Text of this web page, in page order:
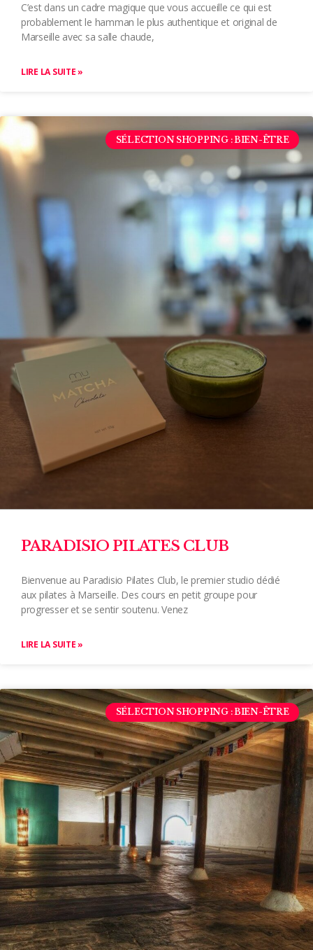
C’est dans un cadre magique que vous accueille ce qui est
probablement le hamman le plus authentique et original de
Marseille avec sa salle chaude,
LIRE LA SUITE »
SÉLECTION SHOPPING : BIEN-ÊTRE
PARADISIO PILATES CLUB
Bienvenue au Paradisio Pilates Club, le premier studio dédié
aux pilates à Marseille. Des cours en petit groupe pour
progresser et se sentir soutenu. Venez
LIRE LA SUITE »
SÉLECTION SHOPPING : BIEN-ÊTRE